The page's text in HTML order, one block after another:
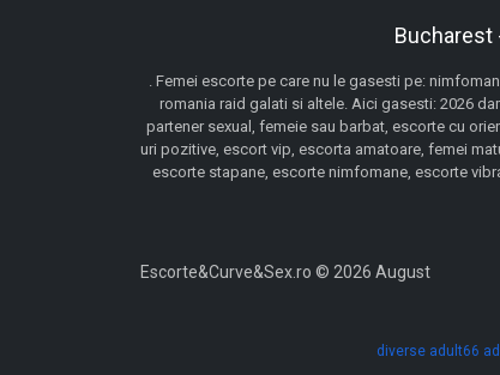
Bucharest
. Femei escorte pe care nu le gasesti pe:
romania raid galati si altele. Aici gasesti: 2026
partener sexual, femeie sau barbat, escorte cu
uri pozitive, escort vip, escorta amatoare, femei
escorte stapane, escorte nimfomane, escorte
Escorte&Curve&Sex.ro © 2026 August
diverse adult66